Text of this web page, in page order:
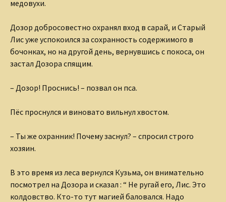
медовухи.
Дозор добросовестно охранял вход в сарай, и Старый
Лис уже успокоился за сохранность содержимого в
бочонках, но на другой день, вернувшись с покоса, он
застал Дозора спящим.
– Дозор! Проснись! – позвал он пса.
Пёс проснулся и виновато вильнул хвостом.
– Ты же охранник! Почему заснул? – спросил строго
хозяин.
В это время из леса вернулся Кузьма, он внимательно
посмотрел на Дозора и сказал : “ Не ругай его, Лис. Это
колдовство. Кто-то тут магией баловался. Надо